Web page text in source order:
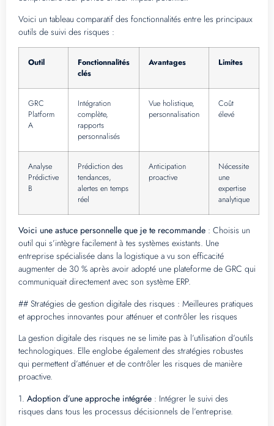
Voici un tableau comparatif des fonctionnalités entre les principaux
outils de suivi des risques :
Outil
Fonctionnalités
clés
Avantages Limites
GRC
Platform
A
Intégration
complète,
rapports
personnalisés
Vue holistique,
personnalisation
Coût
élevé
Analyse
Prédictive
B
Prédiction des
tendances,
alertes en temps
réel
Anticipation
proactive
Nécessite
une
expertise
analytique
Voici une astuce personnelle que je te recommande : Choisis un
outil qui s’intègre facilement à tes systèmes existants. Une
entreprise spécialisée dans la logistique a vu son efficacité
augmenter de 30 % après avoir adopté une plateforme de GRC qui
communiquait directement avec son système ERP.
## Stratégies de gestion digitale des risques : Meilleures pratiques
et approches innovantes pour atténuer et contrôler les risques
La gestion digitale des risques ne se limite pas à l’utilisation d’outils
technologiques. Elle englobe également des stratégies robustes
qui permettent d’atténuer et de contrôler les risques de manière
proactive.
1. Adoption d’une approche intégrée : Intégrer le suivi des
risques dans tous les processus décisionnels de l’entreprise.